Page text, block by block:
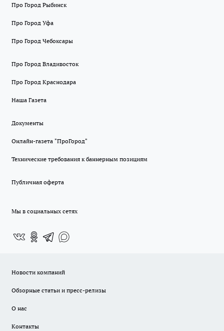
Про Город Рыбинск
Про Город Уфа
Про Город Чебоксары
Про Город Владивосток
Про Город Краснодара
Наша Газета
Документы
Онлайн-газета "ПроГород"
Технические требования к баннерным позициям
Публичная оферта
Мы в социальных сетях
Новости компаний
Обзорные статьи и пресс-релизы
О нас
Контакты